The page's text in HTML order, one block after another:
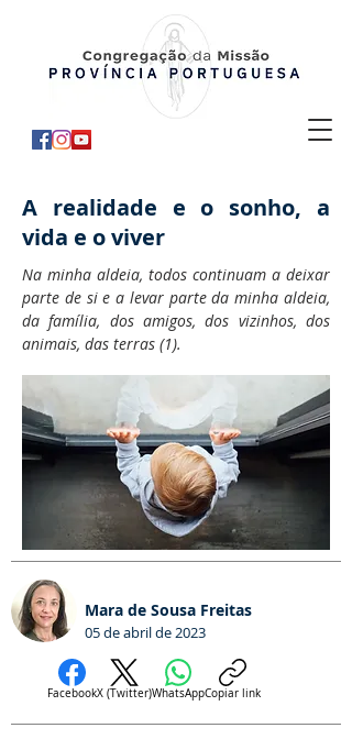
A realidade e o sonho, a
vida e o viver
Na minha aldeia, todos continuam a deixar
parte de si e a levar parte da minha aldeia,
da família, dos amigos, dos vizinhos, dos
animais, das terras (1).
Mara de Sousa Freitas
05 de abril de 2023
FacebookX (Twitter)WhatsAppCopiar link